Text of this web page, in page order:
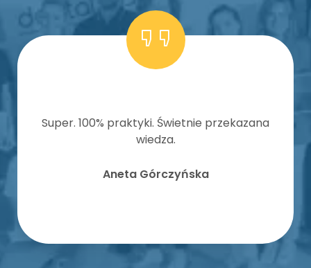
Super. 100% praktyki. Świetnie przekazana
wiedza.
Aneta Górczyńska